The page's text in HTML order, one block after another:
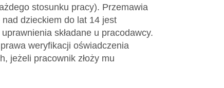
stosunku pracy). Przemawia
dzieckiem do lat 14 jest
składane u pracodawcy.
weryfikacji oświadczenia
jeżeli pracownik złoży mu